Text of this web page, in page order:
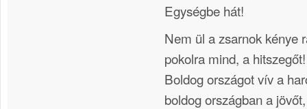
Egységbe hát!
Nem ül a zsarnok kénye
pokolra mind, a hitszegőt!
Boldog országot vív a
boldog országban a jövőt,